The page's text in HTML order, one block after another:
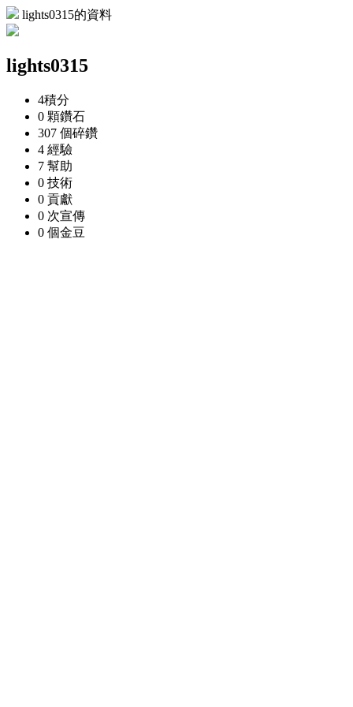
lights0315的資料
lights0315
4積分
0 顆鑽石
307 個碎鑽
4 經驗
7 幫助
0 技術
0 貢獻
0 次宣傳
0 個金豆